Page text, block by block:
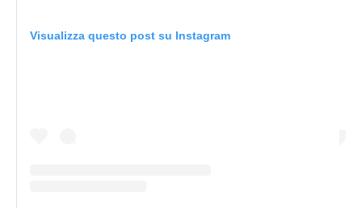
Visualizza questo post su Instagram